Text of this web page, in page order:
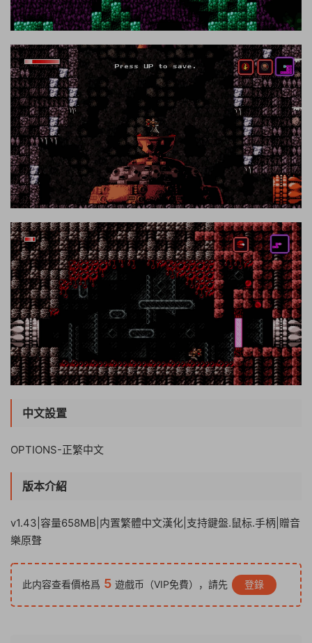
中文設置
OPTIONS-正繁中文
版本介紹
v1.43|容量658MB|内置繁體中文漢化|支持鍵盤.鼠标.手柄|贈音
樂原聲
此内容查看價格爲 5 遊戲币（VIP免費），請先 登錄